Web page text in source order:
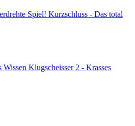
Kurzschluss - Das total
Klugscheisser 2 - Krasses